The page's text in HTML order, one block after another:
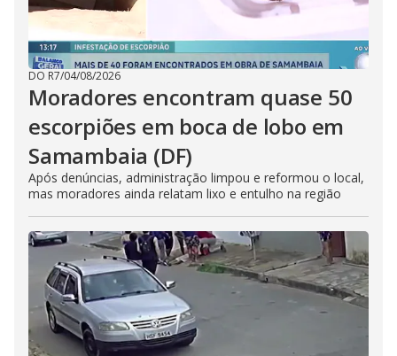
DO R7/04/08/2026
Moradores encontram quase 50
escorpiões em boca de lobo em
Samambaia (DF)
Após denúncias, administração limpou e reformou o local,
mas moradores ainda relatam lixo e entulho na região